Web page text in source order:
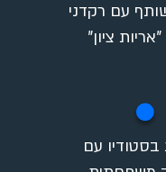
עם רקדני
ציון"
✪
בסטודיו עם